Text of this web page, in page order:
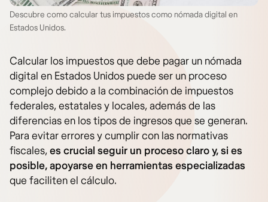
Descubre como calcular tus impuestos como nómada digital en
Estados Unidos.
Calcular los impuestos que debe pagar un nómada
digital en Estados Unidos puede ser un proceso
complejo debido a la combinación de impuestos
federales, estatales y locales, además de las
diferencias en los tipos de ingresos que se generan.
Para evitar errores y cumplir con las normativas
fiscales,es crucial seguir un proceso claro y, si es
posible, apoyarse en herramientas especializadas
que faciliten el cálculo.